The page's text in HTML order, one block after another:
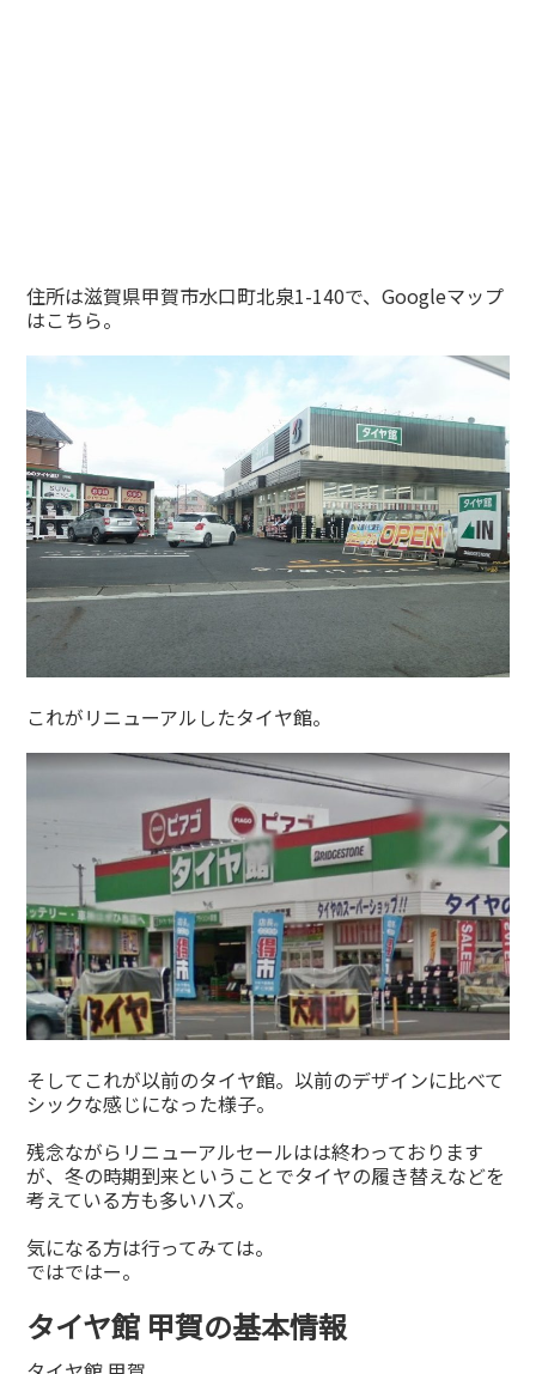
住所は滋賀県甲賀市水口町北泉1-140で、Googleマップ
はこちら。
これがリニューアルしたタイヤ館。
そしてこれが以前のタイヤ館。以前のデザインに比べて
シックな感じになった様子。
残念ながらリニューアルセールはは終わっております
が、冬の時期到来ということでタイヤの履き替えなどを
考えている方も多いハズ。
気になる方は行ってみては。
ではではー。
タイヤ館 甲賀の基本情報